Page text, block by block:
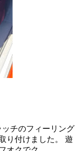
チのフィーリング
り付けました。 遊